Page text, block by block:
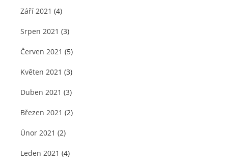
Září 2021 (4)
Srpen 2021 (3)
Červen 2021 (5)
Květen 2021 (3)
Duben 2021 (3)
Březen 2021 (2)
Únor 2021 (2)
Leden 2021 (4)